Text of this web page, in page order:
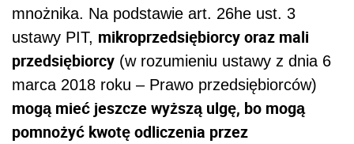
mnożnika. Na podstawie art. 26he ust. 3
ustawy PIT, mikroprzedsiębiorcy oraz mali
przedsiębiorcy (w rozumieniu ustawy z dnia 6
marca 2018 roku – Prawo przedsiębiorców)
mogą mieć jeszcze wyższą ulgę, bo mogą
pomnożyć kwotę odliczenia przez